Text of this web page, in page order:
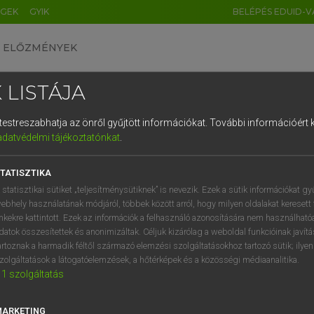
GYIK BELÉPÉS EDUID-
ELŐZMÉNYEK
egyetemes nagyszótár
VAN ELŐFIZETÉSED?
megtekintéséhez.
LISTÁJA
az önről gyűjtött információkat. További információért
tájékoztatónkat.
statisztikai sütiket „teljesítménysütiknek” is nevezik. Ezek a sütik információkat
használatának módjáról, többek között arról, hogy milyen oldalakat keresett
kattintott. Ezek az információk a felhasználó azonosítására nem
összesítettek és anonimizáltak. Céljuk kizárólag a weboldal funkcióinak
a harmadik féltől származó elemzési szolgáltatásokhoz tartozó sütik;
a látogatóelemzések, a hőtérképek és a közösségi médiaanalitika.
1 szolgáltatás
DE CN FR ES IT NL
1 2 3 4 5 6 7 8 9
q w e r t z u i
a s d f g h j k l é
í y x c v b n m , .